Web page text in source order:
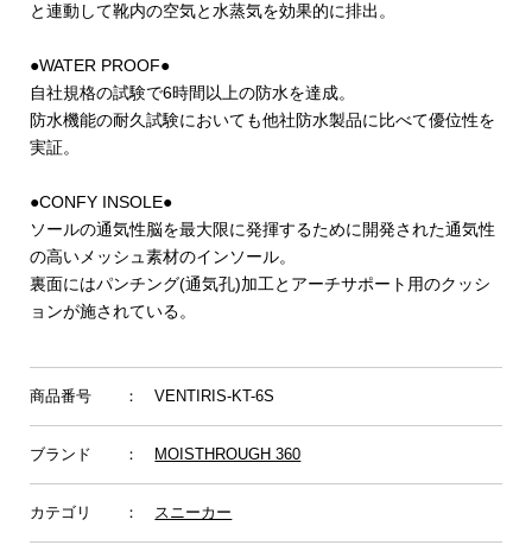
と連動して靴内の空気と水蒸気を効果的に排出。
●WATER PROOF●
自社規格の試験で6時間以上の防水を達成。
防水機能の耐久試験においても他社防水製品に比べて優位性を
実証。
●CONFY INSOLE●
ソールの通気性脳を最大限に発揮するために開発された通気性
の高いメッシュ素材のインソール。
裏面にはパンチング(通気孔)加工とアーチサポート用のクッシ
ョンが施されている。
商品番号 ： VENTIRIS-KT-6S
ブランド ： MOISTHROUGH 360
カテゴリ ： スニーカー